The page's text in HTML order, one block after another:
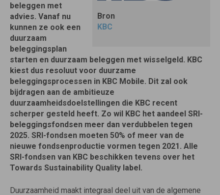
Bron
KBC
beleggen met
advies. Vanaf nu
kunnen ze ook een
duurzaam
beleggingsplan
starten en duurzaam beleggen met wisselgeld. KBC
kiest dus resoluut voor duurzame
beleggingsprocessen in KBC Mobile. Dit zal ook
bijdragen aan de ambitieuze
duurzaamheidsdoelstellingen die KBC recent
scherper gesteld heeft. Zo wil KBC het aandeel SRI-
beleggingsfondsen meer dan verdubbelen tegen
2025. SRI-fondsen moeten 50% of meer van de
nieuwe fondsenproductie vormen tegen 2021. Alle
SRI-fondsen van KBC beschikken tevens over het
Towards Sustainability Quality label.
Duurzaamheid maakt integraal deel uit van de algemene